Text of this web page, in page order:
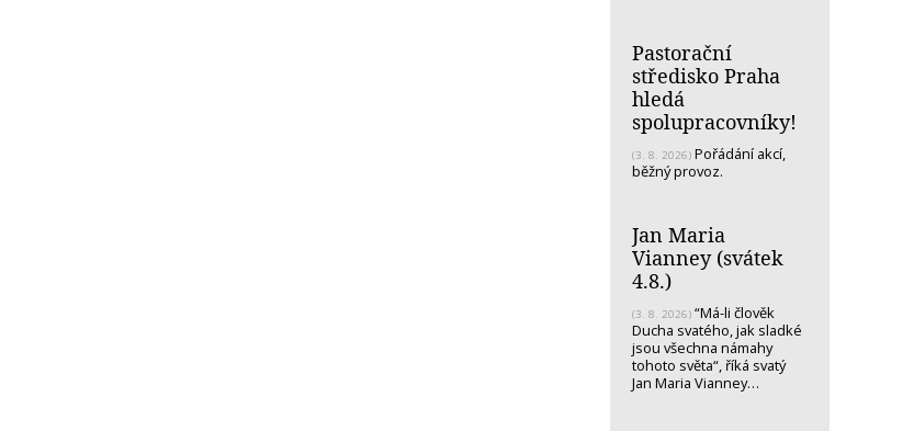
Pastorační
středisko Praha
hledá
spolupracovníky!
(3. 8. 2026) Pořádání akcí,
běžný provoz.
Jan Maria
Vianney (svátek
4.8.)
(3. 8. 2026) “Má-li člověk
Ducha svatého, jak sladké
jsou všechna námahy
tohoto světa“, říká svatý
Jan Maria Vianney…